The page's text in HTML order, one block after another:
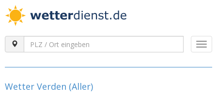
Wetter Verden (Aller)